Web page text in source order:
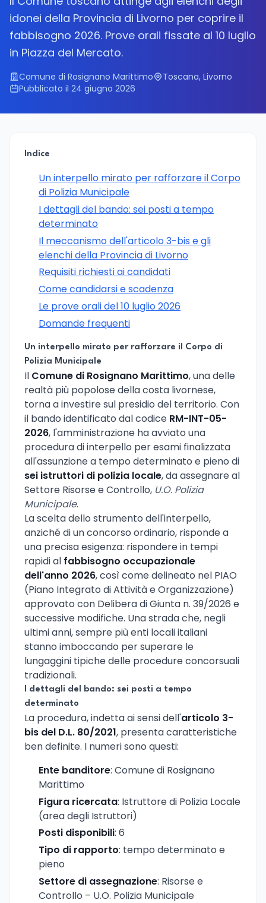
idonei della Provincia di Livorno per coprire il
fabbisogno 2026. Prove orali fissate al 10 luglio
in Piazza del Mercato.
Comune di Rosignano Marittimo
Toscana, Livorno
Pubblicato il 24 giugno 2026
Indice
Un interpello mirato per rafforzare il Corpo
di Polizia Municipale
I dettagli del bando: sei posti a tempo
determinato
Il meccanismo dell'articolo 3-bis e gli
elenchi della Provincia di Livorno
Requisiti richiesti ai candidati
Come candidarsi e scadenza
Le prove orali del 10 luglio 2026
Domande frequenti
Un interpello mirato per rafforzare il Corpo di
Polizia Municipale
Il Comune di Rosignano Marittimo, una delle
realtà più popolose della costa livornese,
torna a investire sul presidio del territorio. Con
il bando identificato dal codice RM-INT-05-
2026, l'amministrazione ha avviato una
procedura di interpello per esami finalizzata
all'assunzione a tempo determinato e pieno di
sei istruttori di polizia locale, da assegnare al
Settore Risorse e Controllo, U.O. Polizia
Municipale.
La scelta dello strumento dell'interpello,
anziché di un concorso ordinario, risponde a
una precisa esigenza: rispondere in tempi
rapidi al fabbisogno occupazionale
dell'anno 2026, così come delineato nel PIAO
(Piano Integrato di Attività e Organizzazione)
approvato con Delibera di Giunta n. 39/2026 e
successive modifiche. Una strada che, negli
ultimi anni, sempre più enti locali italiani
stanno imboccando per superare le
lungaggini tipiche delle procedure concorsuali
tradizionali.
I dettagli del bando: sei posti a tempo
determinato
La procedura, indetta ai sensi dell'articolo 3-
bis del D.L. 80/2021, presenta caratteristiche
ben definite. I numeri sono questi:
Ente banditore: Comune di Rosignano
Marittimo
Figura ricercata: Istruttore di Polizia Locale
(area degli Istruttori)
Posti disponibili: 6
Tipo di rapporto: tempo determinato e
pieno
Settore di assegnazione: Risorse e
Controllo – U.O. Polizia Municipale